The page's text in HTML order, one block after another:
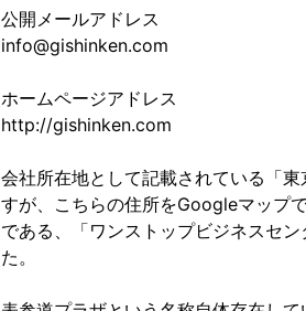
公開メールアドレス
info@gishinken.com
ホームページアドレス
http://gishinken.com
会社所在地として記載されている「
すが、こちらの住所をGoogleマップ
である、「ワンストップビジネスセ
た。